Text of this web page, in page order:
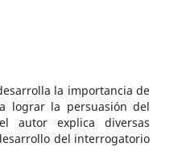
la importancia de
lograr la persuasión del
autor explica diversas
del interrogatorio